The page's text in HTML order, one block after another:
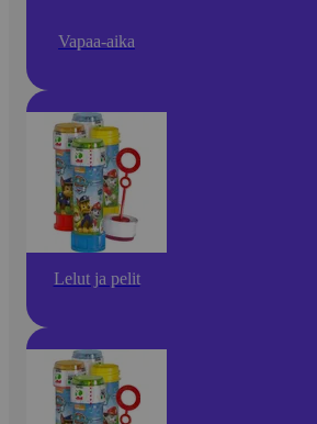
Vapaa-aika
Lelut ja pelit